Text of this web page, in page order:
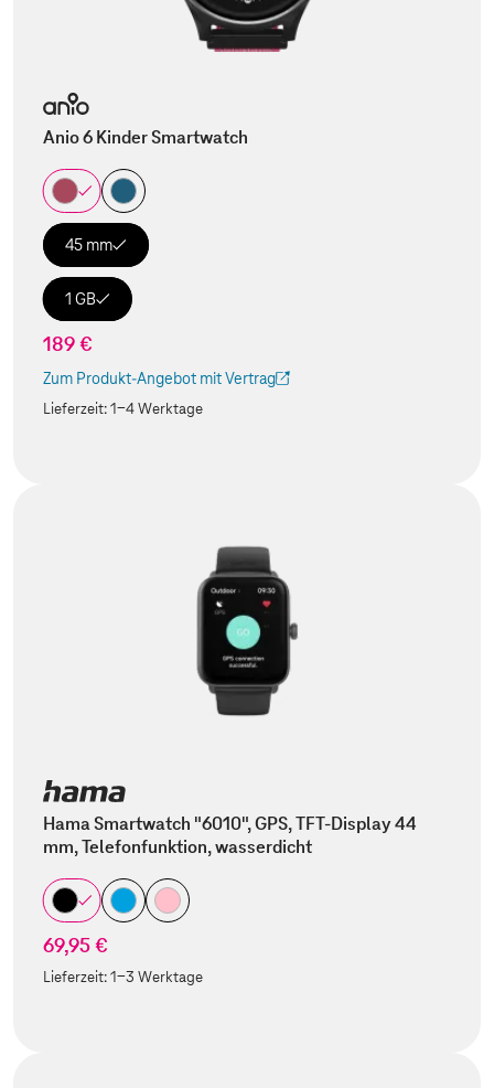
Anio 6 Kinder Smartwatch
45 mm
1 GB
189 €
Zum Produkt-Angebot mit Vertrag
(Der Link wird in einem neuen Tab geöffnet)
Lieferzeit:1-4 Werktage
Hama Smartwatch "6010", GPS, TFT-Display 44
mm, Telefonfunktion, wasserdicht
69,95 €
Lieferzeit:1-3 Werktage